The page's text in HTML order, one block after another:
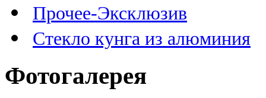
Прочее-Эксклюзив
Стекло кунга из алюминия
Фотогалерея